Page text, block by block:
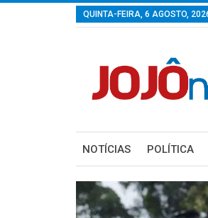
QUINTA-FEIRA, 6 AGOSTO,
NOTÍCIAS POLÍTICA